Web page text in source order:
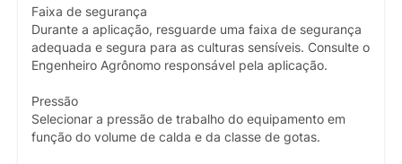
Faixa de segurança
Durante a aplicação, resguarde uma faixa de segurança
adequada e segura para as culturas sensíveis. Consulte o
Engenheiro Agrônomo responsável pela aplicação.
Pressão
Selecionar a pressão de trabalho do equipamento em
função do volume de calda e da classe de gotas.